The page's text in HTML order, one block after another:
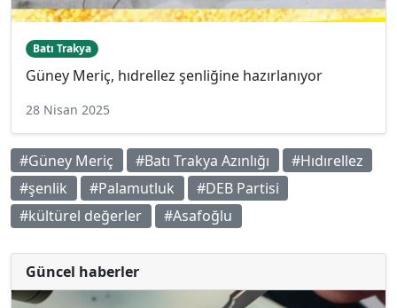
Batı Trakya
Güney Meriç, hıdrellez şenliğine hazırlanıyor
28 Nisan 2025
#Güney Meriç #Batı Trakya Azınlığı
#Hıdırellez
#şenlik
#Palamutluk
#DEB Partisi
#kültürel değerler
#Asafoğlu
Güncel haberler